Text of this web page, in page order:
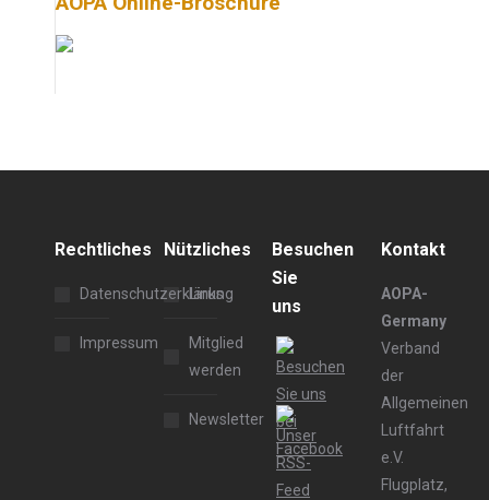
Rechtliches
Datenschutzerklärung
Impressum
Nützliches
Links
Mitglied
werden
Newsletter
Besuchen
Sie
uns
Kontakt
AOPA-
Germany
Verband
der
Allgemeinen
Luftfahrt
e.V.
Flugplatz,